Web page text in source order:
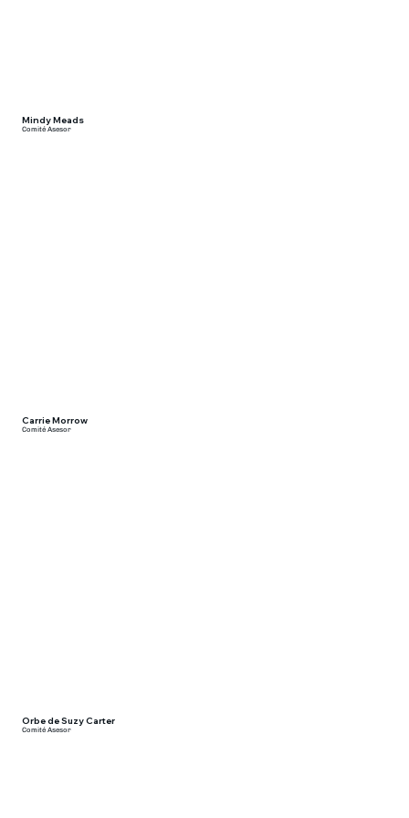
Mindy Meads
Comité Asesor
Carrie Morrow
Comité Asesor
Orbe de Suzy Carter
Comité Asesor